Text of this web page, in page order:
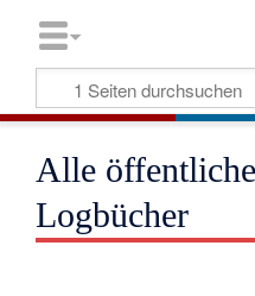
Alle
Logbücher